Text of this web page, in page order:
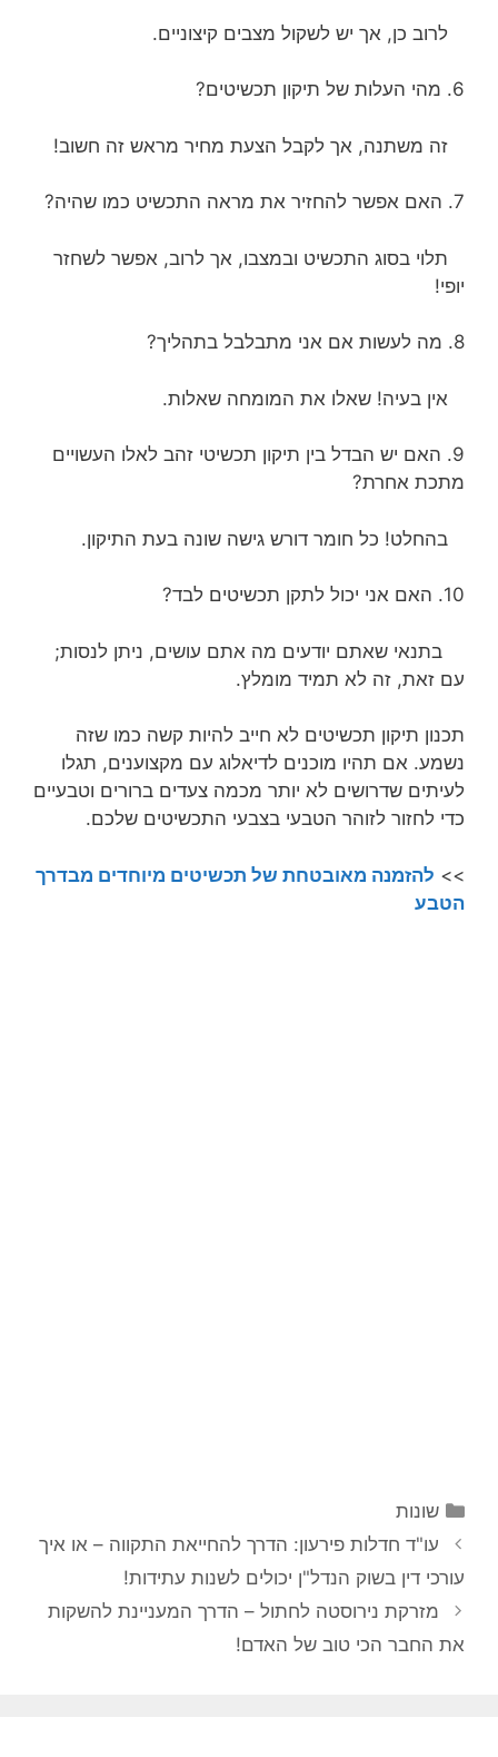
לרוב כן, אך יש לשקול מצבים קיצוניים.
6. מהי העלות של תיקון תכשיטים?
זה משתנה, אך לקבל הצעת מחיר מראש זה חשוב!
7. האם אפשר להחזיר את מראה התכשיט כמו שהיה?
תלוי בסוג התכשיט ובמצבו, אך לרוב, אפשר לשחזר
יופי!
8. מה לעשות אם אני מתבלבל בתהליך?
אין בעיה! שאלו את המומחה שאלות.
9. האם יש הבדל בין תיקון תכשיטי זהב לאלו העשויים
מתכת אחרת?
בהחלט! כל חומר דורש גישה שונה בעת התיקון.
10. האם אני יכול לתקן תכשיטים לבד?
בתנאי שאתם יודעים מה אתם עושים, ניתן לנסות;
עם זאת, זה לא תמיד מומלץ.
תכנון תיקון תכשיטים לא חייב להיות קשה כמו שזה
נשמע. אם תהיו מוכנים לדיאלוג עם מקצוענים, תגלו
לעיתים שדרושים לא יותר מכמה צעדים ברורים וטבעיים
כדי לחזור לזוהר הטבעי בצבעי התכשיטים שלכם.
>> להזמנה מאובטחת של תכשיטים מיוחדים מבדרך
הטבע
קטגוריות
שונות
ניווט
פוסטים
עו"ד חדלות פירעון: הדרך להחייאת התקווה – או איך
עורכי דין בשוק הנדל"ן יכולים לשנות עתידות!
מזרקת נירוסטה לחתול – הדרך המעניינת להשקות
את החבר הכי טוב של האדם!